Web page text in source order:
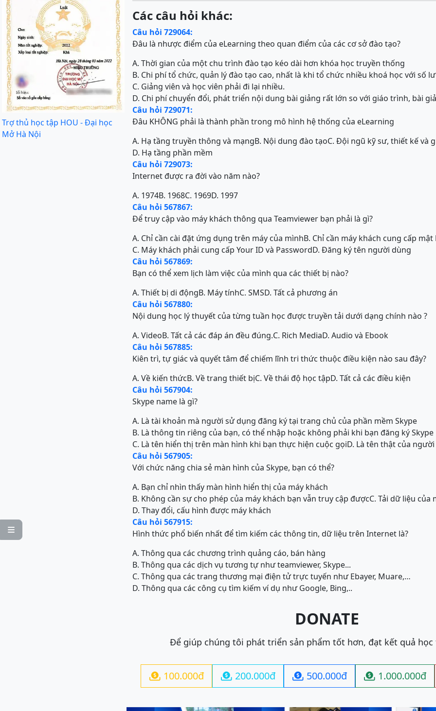

Trợ thủ học tập HOU - Đại học
Mở Hà Nội
Các câu hỏi khác:
Câu hỏi 729064:
Đâu là nhược điểm của eLearning theo quan điểm của các cơ sở đào tạo?
A. Thời gian của một chu trình đào tạo kéo dài hơn khóa học truyền thống
B. Chi phí tổ chức, quản lý đào tạo cao, nhất là khi tổ chức nhiều khoá học với số
C. Giảng viên và học viên phải đi lại nhiều.
D. Chi phí chuyển đổi, phát triển nội dung bài giảng rất lớn so với giáo trình, bài
Câu hỏi 729071:
Đâu KHÔNG phải là thành phần trong mô hình hệ thống của eLearning
A. Hạ tầng truyền thông và mạngB. Nội dung đào tạoC. Đội ngũ kỹ sư, thiết kế và
D. Hạ tầng phần mềm
Câu hỏi 729073:
Internet được ra đời vào năm nào?
A. 1974B. 1968C. 1969D. 1997
Câu hỏi 567867:
Để truy cập vào máy khách thông qua Teamviewer bạn phải là gì?
A. Chỉ cần cài đặt ứng dụng trên máy của mìnhB. Chỉ cần máy khách cung cấp mật
C. Máy khách phải cung cấp Your ID và PasswordD. Đăng ký tên người dùng
Câu hỏi 567869:
Bạn có thể xem lịch làm việc của mình qua các thiết bị nào?
A. Thiết bị di độngB. Máy tínhC. SMSD. Tất cả phương án
Câu hỏi 567880:
Nội dung học lý thuyết của từng tuần học được truyền tải dưới dạng chính nào ?
A. VideoB. Tất cả các đáp án đều đúng.C. Rich MediaD. Audio và Ebook
Câu hỏi 567885:
Kiên trì, tự giác và quyết tâm để chiếm lĩnh tri thức thuộc điều kiện nào sau đây?
A. Về kiến thứcB. Về trang thiết bịC. Về thái độ học tậpD. Tất cả các điều kiện
Câu hỏi 567904:
Skype name là gì?
A. Là tài khoản mà người sử dụng đăng ký tại trang chủ của phần mềm Skype
B. Là thông tin riêng của bạn, có thể nhập hoặc không phải khi bạn đăng ký Skype
C. Là tên hiển thị trên màn hình khi bạn thực hiện cuộc gọiD. Là tên thật của
Câu hỏi 567905:
Với chức năng chia sẻ màn hình của Skype, bạn có thể?
A. Bạn chỉ nhìn thấy màn hình hiển thị của máy khách
B. Không cần sự cho phép của máy khách bạn vẫn truy cập đượcC. Tải dữ liệu của
D. Thay đổi, cấu hình được máy khách
Câu hỏi 567915:
Hình thức phổ biến nhất để tìm kiếm các thông tin, dữ liệu trên Internet là?
A. Thông qua các chương trình quảng cáo, bán hàng
B. Thông qua các dịch vụ tương tự như teamviewer, Skype...
C. Thông qua các trang thương mại điện tử trực tuyến như Ebayer, Muare,…
D. Thông qua các công cụ tìm kiếm ví dụ như Google, Bing,..
DONATE
Để giúp chúng tôi phát triển sản phẩm tốt hơn, đạt kết quả học
 100.000đ  200.000đ  500.000đ  1.000.000đ